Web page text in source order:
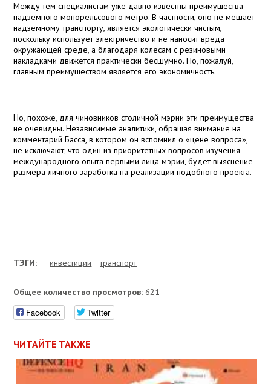
Между тем специалистам уже давно известны преимущества
надземного монорельсового метро. В частности, оно не мешает
надземному транспорту, является экологически чистым,
поскольку использует электричество и не наносит вреда
окружающей среде, а благодаря колесам с резиновыми
накладками движется практически бесшумно. Но, пожалуй,
главным преимуществом является его экономичность.
Но, похоже, для чиновников столичной мэрии эти преимущества
не очевидны. Независимые аналитики, обращая внимание на
комментарий Басса, в котором он вспомнил о «цене вопроса»,
не исключают, что один из приоритетных вопросов изучения
международного опыта первыми лица мэрии, будет выяснение
размера личного заработка на реализации подобного проекта.
ТЭГИ: инвестиции транспорт
Общее количество просмотров: 621
Facebook Twitter
ЧИТАЙТЕ ТАКЖЕ